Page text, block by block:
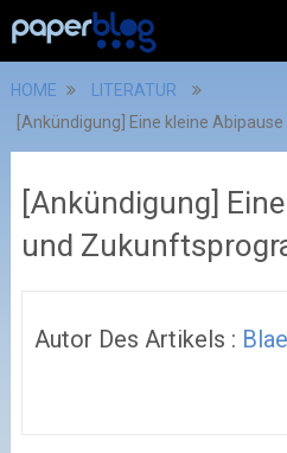
HOME
LITERATUR
[Ankündigung] Eine kleine
[Ankündigung]
und
Autor Des Artikels :